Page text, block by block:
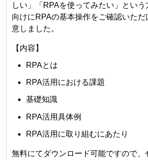
しい」「RPAを使ってみたい」という
向けにRPAの基本操作をご確認いただ
意しました。
【内容】
RPAとは
RPA活用における課題
基礎知識
RPA活用具体例
RPA活用に取り組むにあたり
無料にてダウンロード可能ですので、